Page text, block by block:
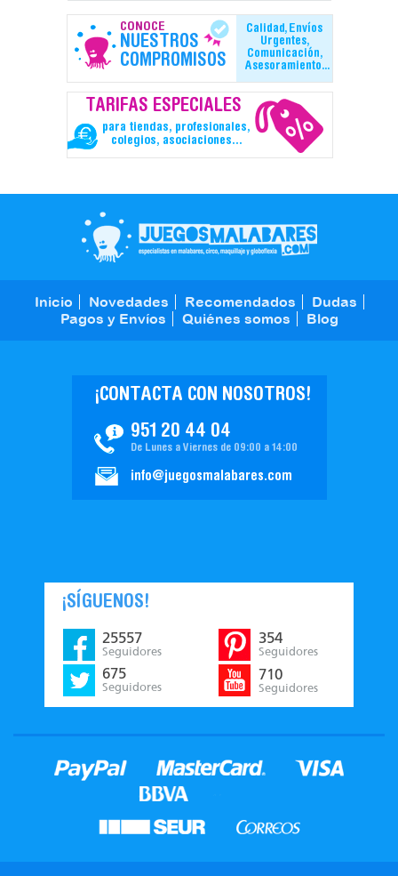
CONOCE
NUESTROS
COMPROMISOS
Calidad, Envíos
Urgentes,
Comunicación,
Asesoramiento...
TARIFAS ESPECIALES
para tiendas, profesionales,
colegios, asociaciones...
Inicio Novedades Recomendados
Dudas
Pagos y Envíos
Quiénes somos Blog
951 20 44 04
¡CONTACTA CON NOSOTROS!
De Lunes a Viernes de 09:00 a 14:00
info@juegosmalabares.com
¡SÍGUENOS!
25557
Seguidores
675
Seguidores
354
Seguidores
710
Seguidores